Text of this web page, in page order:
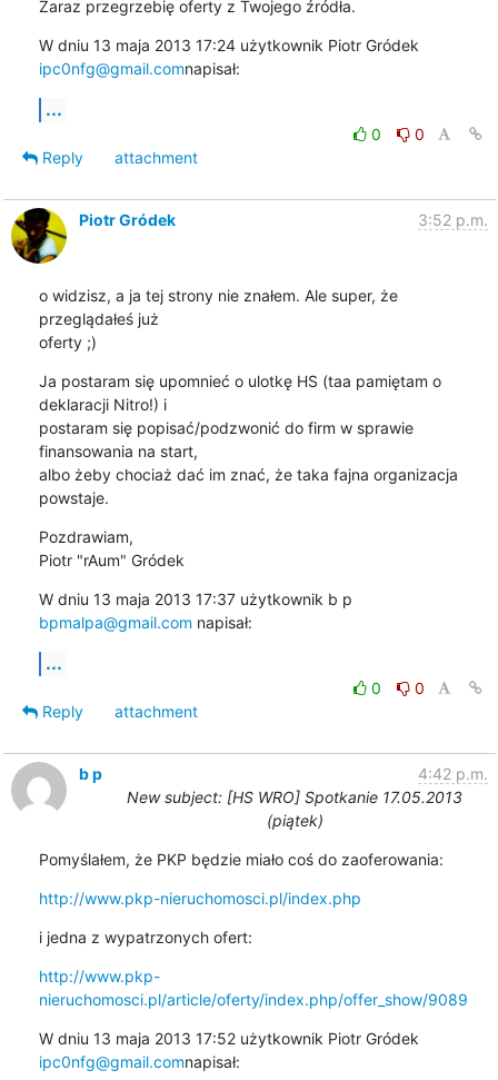
Zaraz przegrzebię oferty z Twojego źródła.
ipc0nfg@gmail.comnapisał:
...
0
0
Reply
attachment
Piotr Gródek 3:52 p.m.
o widzisz, a ja tej strony nie znałem. Ale super, że
przeglądałeś już
oferty ;)
Ja postaram się upomnieć o ulotkę HS (taa pamiętam o
deklaracji Nitro!) i
postaram się popisać/podzwonić do firm w sprawie
finansowania na start,
albo żeby chociaż dać im znać, że taka fajna organizacja
powstaje.
Pozdrawiam,
Piotr "rAum" Gródek
bpmalpa@gmail.com napisał:
...
0
0
Reply
attachment
b p
4:42 p.m.
New subject: [HS WRO] Spotkanie 17.05.2013
(piątek)
Pomyślałem, że PKP będzie miało coś do zaoferowania:
http://www.pkp-nieruchomosci.pl/index.php
i jedna z wypatrzonych ofert:
http://www.pkp-
nieruchomosci.pl/article/oferty/index.php/offer_show/9089
ipc0nfg@gmail.comnapisał: